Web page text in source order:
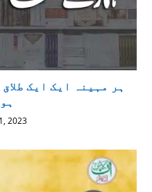
ہر مہینہ ایک ایک
2023